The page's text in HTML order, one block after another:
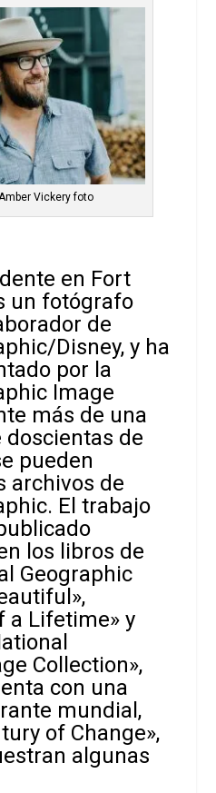
Vickery foto
en Fort
un fotógrafo
de
Disney, y ha
por la
Image
más de una
doscientas de
pueden
archivos de
El trabajo
los libros de
Geographic
a Lifetime» y
Collection»,
con una
mundial,
of Change»,
algunas